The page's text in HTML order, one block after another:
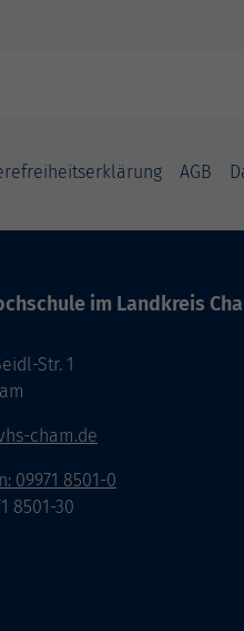
AGB
im Landkreis
Str. 1
cham.de
09971 8501-0
8501-30